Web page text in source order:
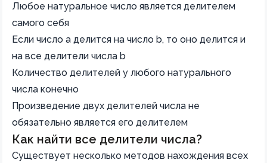
Любое натуральное число является делителем
самого себя
Если число a делится на число b, то оно делится и
на все делители числа b
Количество делителей у любого натурального
числа конечно
Произведение двух делителей числа не
обязательно является его делителем
Как найти все делители числа?
Существует несколько методов нахождения всех